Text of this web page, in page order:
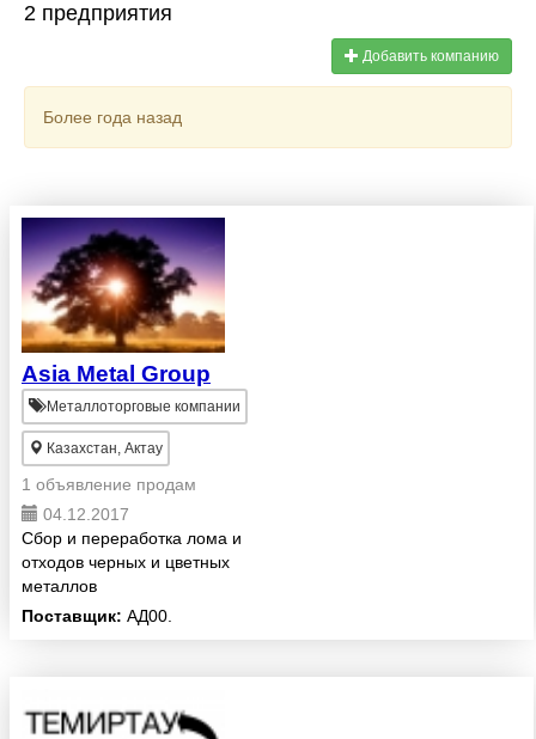
2 предприятия
Добавить компанию
Более года назад
Asia Metal Group
Металлоторговые компании
Казахстан, Актау
1 объявление продам
04.12.2017
Сбор и переработка лома и
отходов черных и цветных
металлов
Поставщик: АД00.